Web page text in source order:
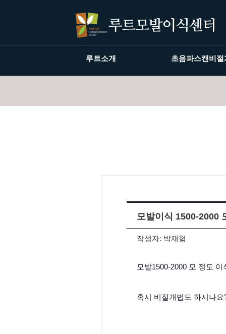
루트소개 초음파스캔비절
모발이식 1500-2000
작성자: 박재형
모발1500-2000 모 정도
혹시 비절개법도 하시나요